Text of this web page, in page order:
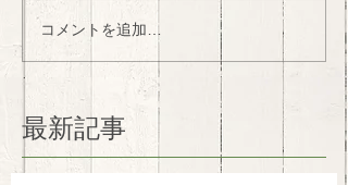
コメントを追加…
最新記事